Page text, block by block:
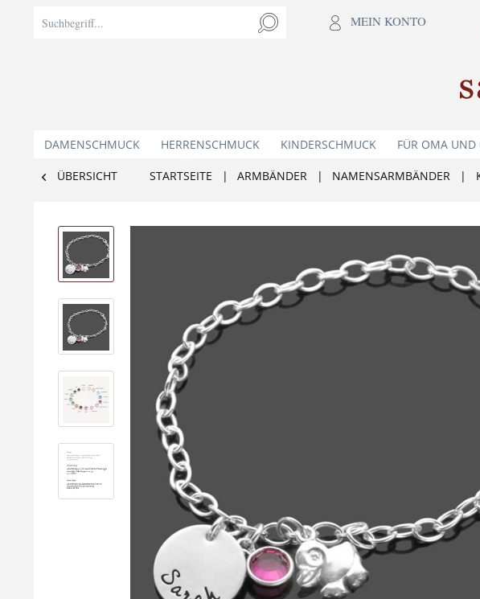
MEIN KONTO
DAMENSCHMUCK HERRENSCHMUCK KINDERSCHMUCK FÜR OMA UND
ÜBERSICHT STARTSEITE | ARMBÄNDER | NAMENSARMBÄNDER |